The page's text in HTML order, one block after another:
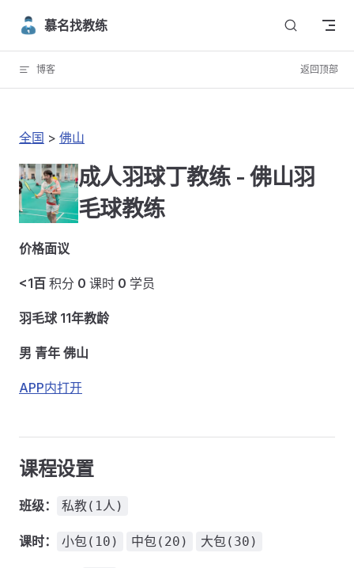
Skip to content
慕名找教练
博客 返回顶部
全国 > 佛山
成人羽球丁教练 - 佛山羽
毛球教练
价格面议
<1百 积分 0 课时 0 学员
羽毛球 11年教龄
男 青年 佛山
APP内打开
课程设置
班级： 私教(1人)
课时： 小包(10) 中包(20) 大包(30)